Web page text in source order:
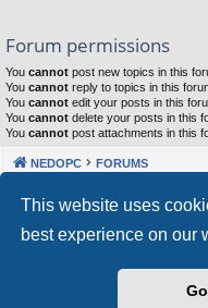
This website uses
best experience on our
Forum permissions
You cannot post new topics in this
You cannot reply to topics in this
You cannot edit your posts in this
You cannot delete your posts in this
You cannot post attachments in this
NEDOPC FORUMS
Powered by phpBB
Our VPS
This server is